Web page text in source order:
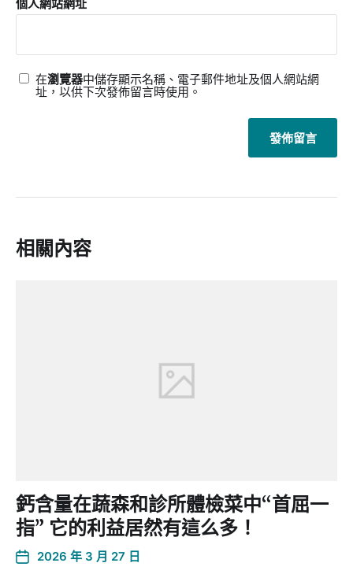
個人網站網址
在瀏覽器中儲存顯示名稱、電子郵件地址及個人網站網
址，以供下次發佈留言時使用。
相關內容
鈣含量在蔬森和診所體檢菜中“首屈一
指” 它的利益居然有這么多！
2026 年 3 月 27 日